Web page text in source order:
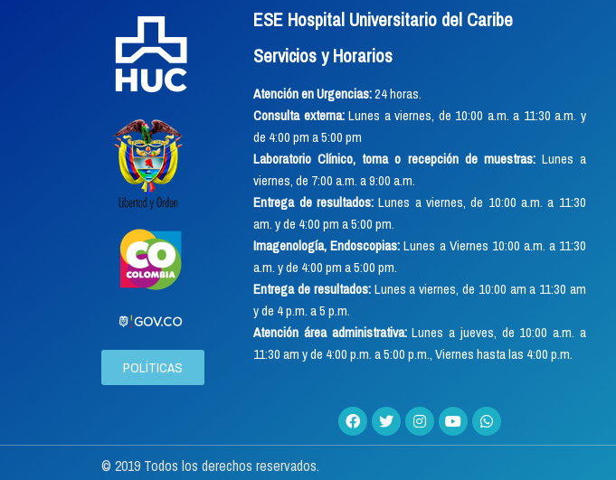
POLÍTICAS
ESE Hospital Universitario del Caribe
Servicios y Horarios
Atención en Urgencias:24 horas.
Consulta externa:Lunes a viernes, de 10:00 a.m. a 11:30 a.m. y
de 4:00 pm a 5:00 pm
Laboratorio Clínico, toma o recepción de muestras:Lunes a
viernes, de 7:00 a.m. a 9:00 a.m.
Entrega de resultados: Lunes a viernes, de 10:00 a.m. a 11:30
am. y de 4:00 pm a 5:00 pm.
Imagenología, Endoscopias:Lunes a Viernes 10:00 a.m. a 11:30
a.m. y de 4:00 pm a 5:00 pm.
Entrega de resultados:Lunes a viernes, de 10:00 am a 11:30 am
y de 4 p.m. a 5 p.m.
Atención área administrativa:Lunes a jueves, de 10:00 a.m. a
11:30 am y de 4:00 p.m. a 5:00 p.m., Viernes hasta las 4:00 p.m.
© 2019 Todos los derechos reservados.